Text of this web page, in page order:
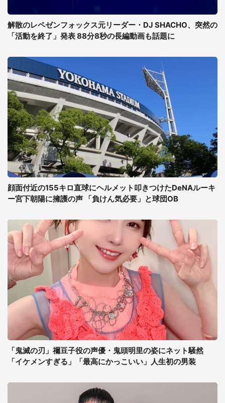
解散のレペゼンフォックス元リーダー・DJ SHACHO、突然の
「活動を終了」発表 88分8秒の長編動画も話題に
顔面付近の155キロ直球にヘルメット叩きつけたDeNAルーキ
ー宮下朝陽に擁護の声 「負けん気必要」と球団OB
「鬼滅の刃」禰豆子役の声優・鬼頭明里の姿にネット騒然
「イケメンすぎる」「最高にかっこいい」人生初の男装